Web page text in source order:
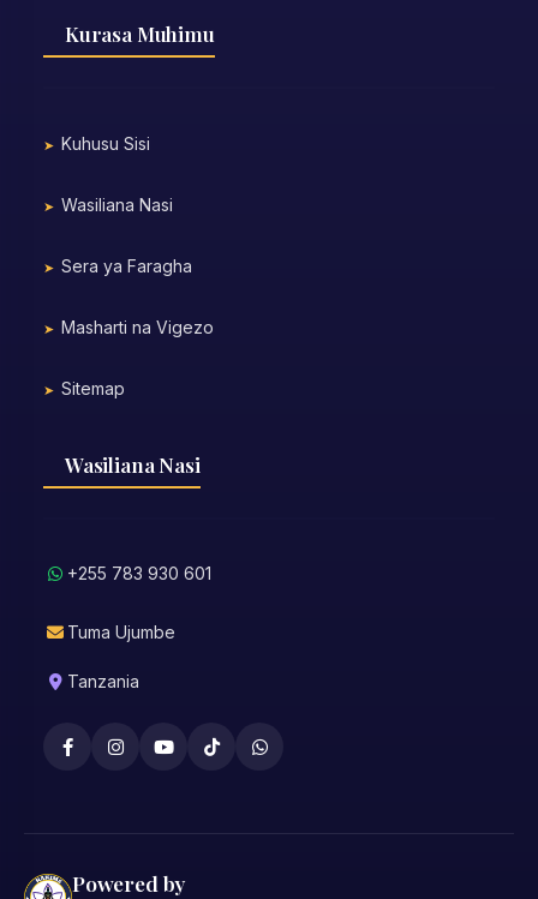
Kurasa Muhimu
Kuhusu Sisi
Wasiliana Nasi
Sera ya Faragha
Masharti na Vigezo
Sitemap
Wasiliana Nasi
+255 783 930 601
Tuma Ujumbe
Tanzania
Powered by